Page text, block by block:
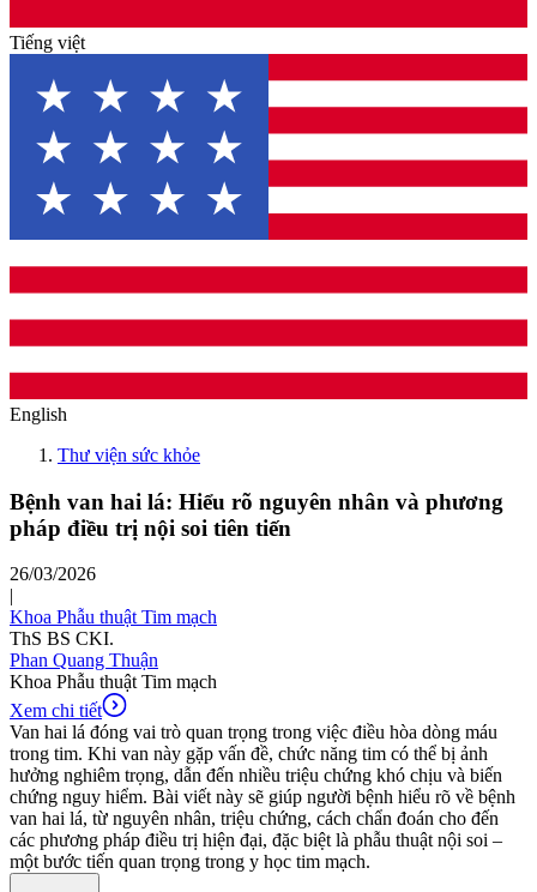
Tiếng việt
English
Thư viện sức khỏe
Bệnh van hai lá: Hiểu rõ nguyên nhân và phương
pháp điều trị nội soi tiên tiến
26/03/2026
|
Khoa Phẫu thuật Tim mạch
ThS BS CKI.
Phan Quang Thuận
Khoa Phẫu thuật Tim mạch
Xem chi tiết
Van hai lá đóng vai trò quan trọng trong việc điều hòa dòng máu
trong tim. Khi van này gặp vấn đề, chức năng tim có thể bị ảnh
hưởng nghiêm trọng, dẫn đến nhiều triệu chứng khó chịu và biến
chứng nguy hiểm. Bài viết này sẽ giúp người bệnh hiểu rõ về bệnh
van hai lá, từ nguyên nhân, triệu chứng, cách chẩn đoán cho đến
các phương pháp điều trị hiện đại, đặc biệt là phẫu thuật nội soi –
một bước tiến quan trọng trong y học tim mạch.